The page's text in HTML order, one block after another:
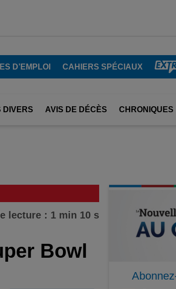
D’EMPLOI CAHIERS SPÉCIAUX
DIVERS AVIS DE DÉCÈS CHRONIQUES
lecture : 1 min 10 s
Bowl